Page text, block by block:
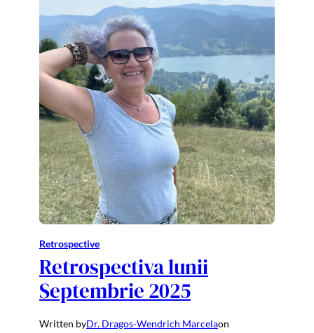
Retrospective
Retrospectiva lunii
Septembrie 2025
Written byDr. Dragos-Wendrich Marcelaon